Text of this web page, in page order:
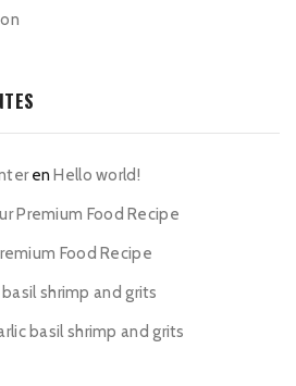
enHello world!
Premium Food Recipe
Food Recipe
basil shrimp and grits
basil shrimp and grits